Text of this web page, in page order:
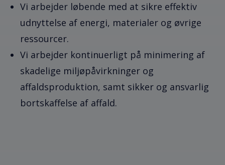
Vi arbejder løbende med at sikre effektiv
udnyttelse af energi, materialer og øvrige
ressourcer.
Vi arbejder kontinuerligt på minimering af
skadelige miljøpåvirkninger og
affaldsproduktion, samt sikker og ansvarlig
bortskaffelse af affald.